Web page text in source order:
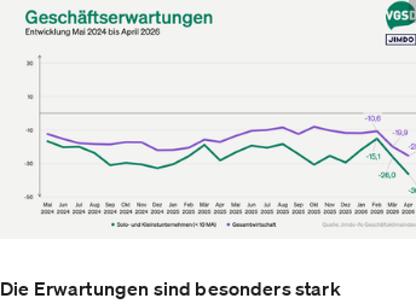
Die Erwartungen sind besonders stark